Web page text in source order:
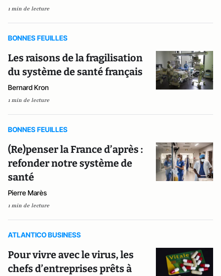
1 min de lecture
BONNES FEUILLES
Les raisons de la fragilisation
du système de santé français
Bernard Kron
1 min de lecture
BONNES FEUILLES
(Re)penser la France d’après :
refonder notre système de
santé
Pierre Marès
1 min de lecture
ATLANTICO BUSINESS
Pour vivre avec le virus, les
chefs d’entreprises prêts à